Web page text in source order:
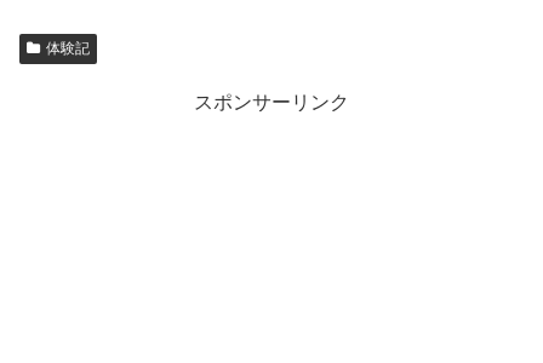
体験記
スポンサーリンク